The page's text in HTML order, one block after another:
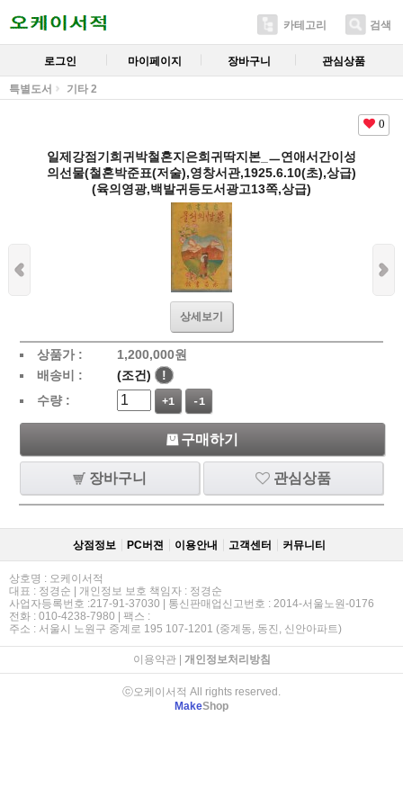
카테고리 검색
로그인 마이페이지 장바구니 관심상품
특별도서 기타 2
0
일제강점기희귀박철혼지은희귀딱지본_ㅡ연애서간이성
의선물(철혼박준표(저술),영창서관,1925.6.10(초),상급)
(육의영광,백발귀등도서광고13쪽,상급)
상세보기
상품가 : 1,200,000원
배송비 :
(조건)
!
수량 :
+1 -1
구매하기
장바구니 관심상품
상점정보 PC버젼 이용안내 고객센터 커뮤니티
상호명 : 오케이서적
대표 : 정경순 | 개인정보 보호 책임자 : 정경순
사업자등록번호 :217-91-37030 | 통신판매업신고번호 : 2014-서울노원-0176
전화 : 010-4238-7980 | 팩스 :
주소 : 서울시 노원구 중계로 195 107-1201 (중계동, 동진, 신안아파트)
이용약관| 개인정보처리방침
ⓒ오케이서적 All rights reserved.
MakeShop